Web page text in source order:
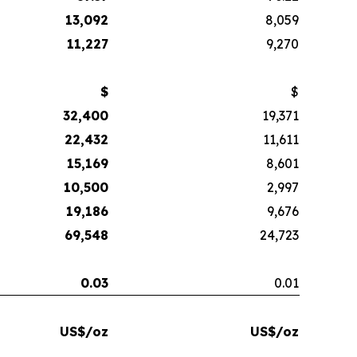
13,092
8,059
11,227
9,270
$
$
32,400
19,371
22,432
11,611
15,169
8,601
10,500
2,997
19,186
9,676
69,548
24,723
0.03 0.01
US$/oz US$/oz